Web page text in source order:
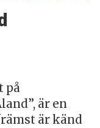
på
är en
är känd